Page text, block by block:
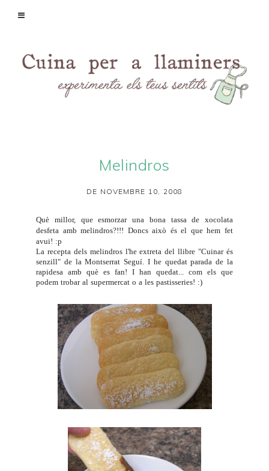
Melindros
DE NOVEMBRE 10, 2008
Què millor, que esmorzar una bona tassa de xocolata
desfeta amb melindros?!!! Doncs això és el que hem fet
avui! :p
La recepta dels melindros l'he extreta del llibre "Cuinar és
senzill" de la Montserrat Seguí. I he quedat parada de la
rapidesa amb què es fan! I han quedat... com els que
podem trobar al supermercat o a les pastisseries! :)